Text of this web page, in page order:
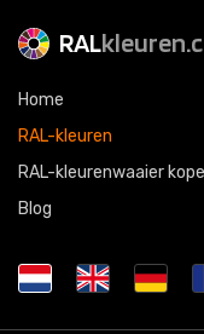
RAL
Home
RAL-kleuren
RAL-kleurenwaaier
Blog